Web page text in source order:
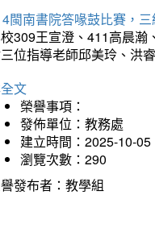
閩南書院答喙鼓比賽，
309王宣澄、411高晨瀚
位指導老師邱美玲、洪
文
榮譽事項：
發佈單位：教務處
建立時間：2025-10-05
瀏覽次數：290
發布者：教學組